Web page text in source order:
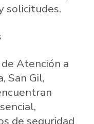
solicitudes.
Atención a
San Gil,